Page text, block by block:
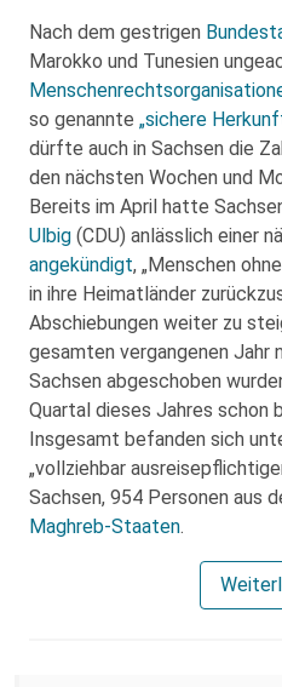
Nach dem gestrigen
Marokko und Tunesien
so genannte „sichere
dürfte auch in Sachsen die
den nächsten Wochen und
Bereits im April hatte
Ulbig (CDU) anlässlich einer
angekündigt, „Menschen
in ihre Heimatländer
Abschiebungen weiter zu
gesamten vergangenen Jahr
Sachsen abgeschoben
Quartal dieses Jahres schon
Insgesamt befanden sich
„vollziehbar
Sachsen, 954 Personen aus
Maghreb-Staaten.